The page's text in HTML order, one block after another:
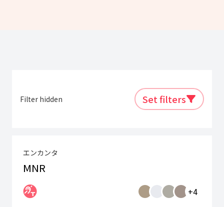
Filter hidden Set filters
エンカンタ
MNR
+4